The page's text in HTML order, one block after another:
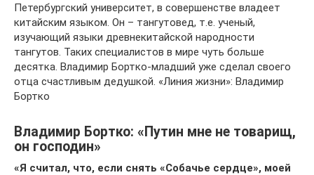
Петербургский университет, в совершенстве владеет
китайским языком. Он – тангутовед, т.е. ученый,
изучающий языки древнекитайской народности
тангутов. Таких специалистов в мире чуть больше
десятка. Владимир Бортко-младший уже сделал своего
отца счастливым дедушкой. «Линия жизни»: Владимир
Бортко
Владимир Бортко: «Путин мне не товарищ,
он господин»
«Я считал, что, если снять «Собачье сердце», моей